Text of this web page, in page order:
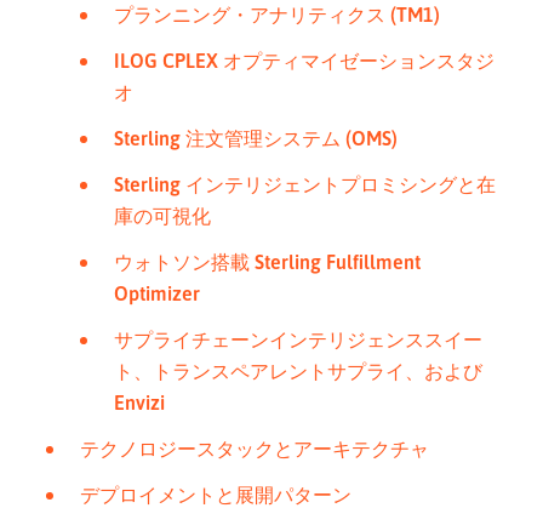
プランニング・アナリティクス (TM1)
ILOG CPLEX オプティマイゼーションスタジ
オ
Sterling 注文管理システム (OMS)
Sterling インテリジェントプロミシングと在
庫の可視化
ウォトソン搭載 Sterling Fulfillment
Optimizer
サプライチェーンインテリジェンススイー
ト、トランスペアレントサプライ、および
Envizi
テクノロジースタックとアーキテクチャ
デプロイメントと展開パターン